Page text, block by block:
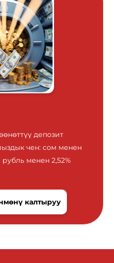
депозит
чен: сом менен
рубль менен 2,52%
калтыруу